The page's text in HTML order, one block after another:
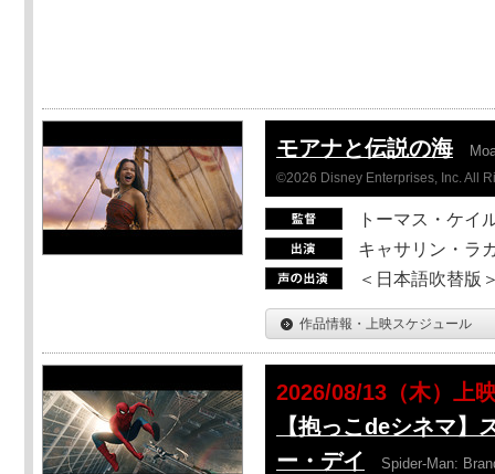
モアナと伝説の海
©2026 Disney Enterprises, Inc. All
トーマス・ケイ
キャサリン・ラ
＜日本語吹替版
作品情報・上映スケジュール
2026/08/13（木）上
【抱っこdeシネマ】
ー・デイ
Spider-Man: